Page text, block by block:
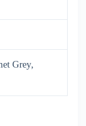
Grey,